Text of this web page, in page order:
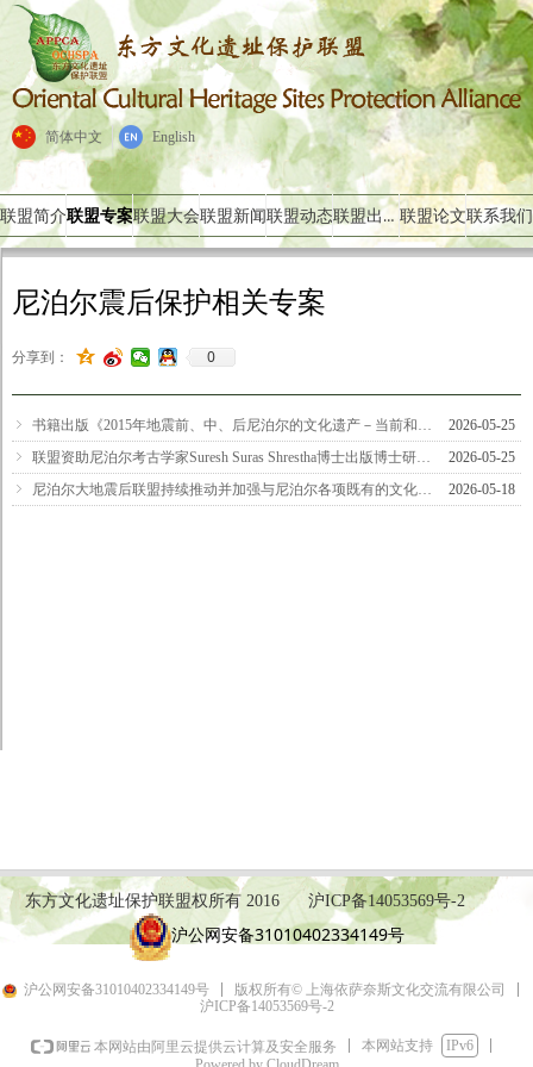
简体中文 English
联盟简介联盟专案联盟大会联盟新闻联盟动态 联盟出版物 联盟论文联系我们
尼泊尔震后保护相关专案
分享到： 0
2026-05-25
ꁇ
书籍出版《2015年地震前、中、后尼泊尔的文化遗产－当前和未来的挑战》
2026-05-25
ꁇ
联盟资助尼泊尔考古学家Suresh Suras Shrestha博士出版博士研究论文
2026-05-18
ꁇ 尼泊尔大地震后联盟持续推动并加强与尼泊尔各项既有的文化遗产保护专案
东方文化遗址保护联盟权所有 2016 沪ICP备14053569号-2
沪公网安备31010402334149号
沪公网安备31010402334149号
版权所有© 上海依萨奈斯文化交流有限公司
沪ICP备14053569号-2
本网站由阿里云提供云计算及安全服务 本网站支持
IPv6